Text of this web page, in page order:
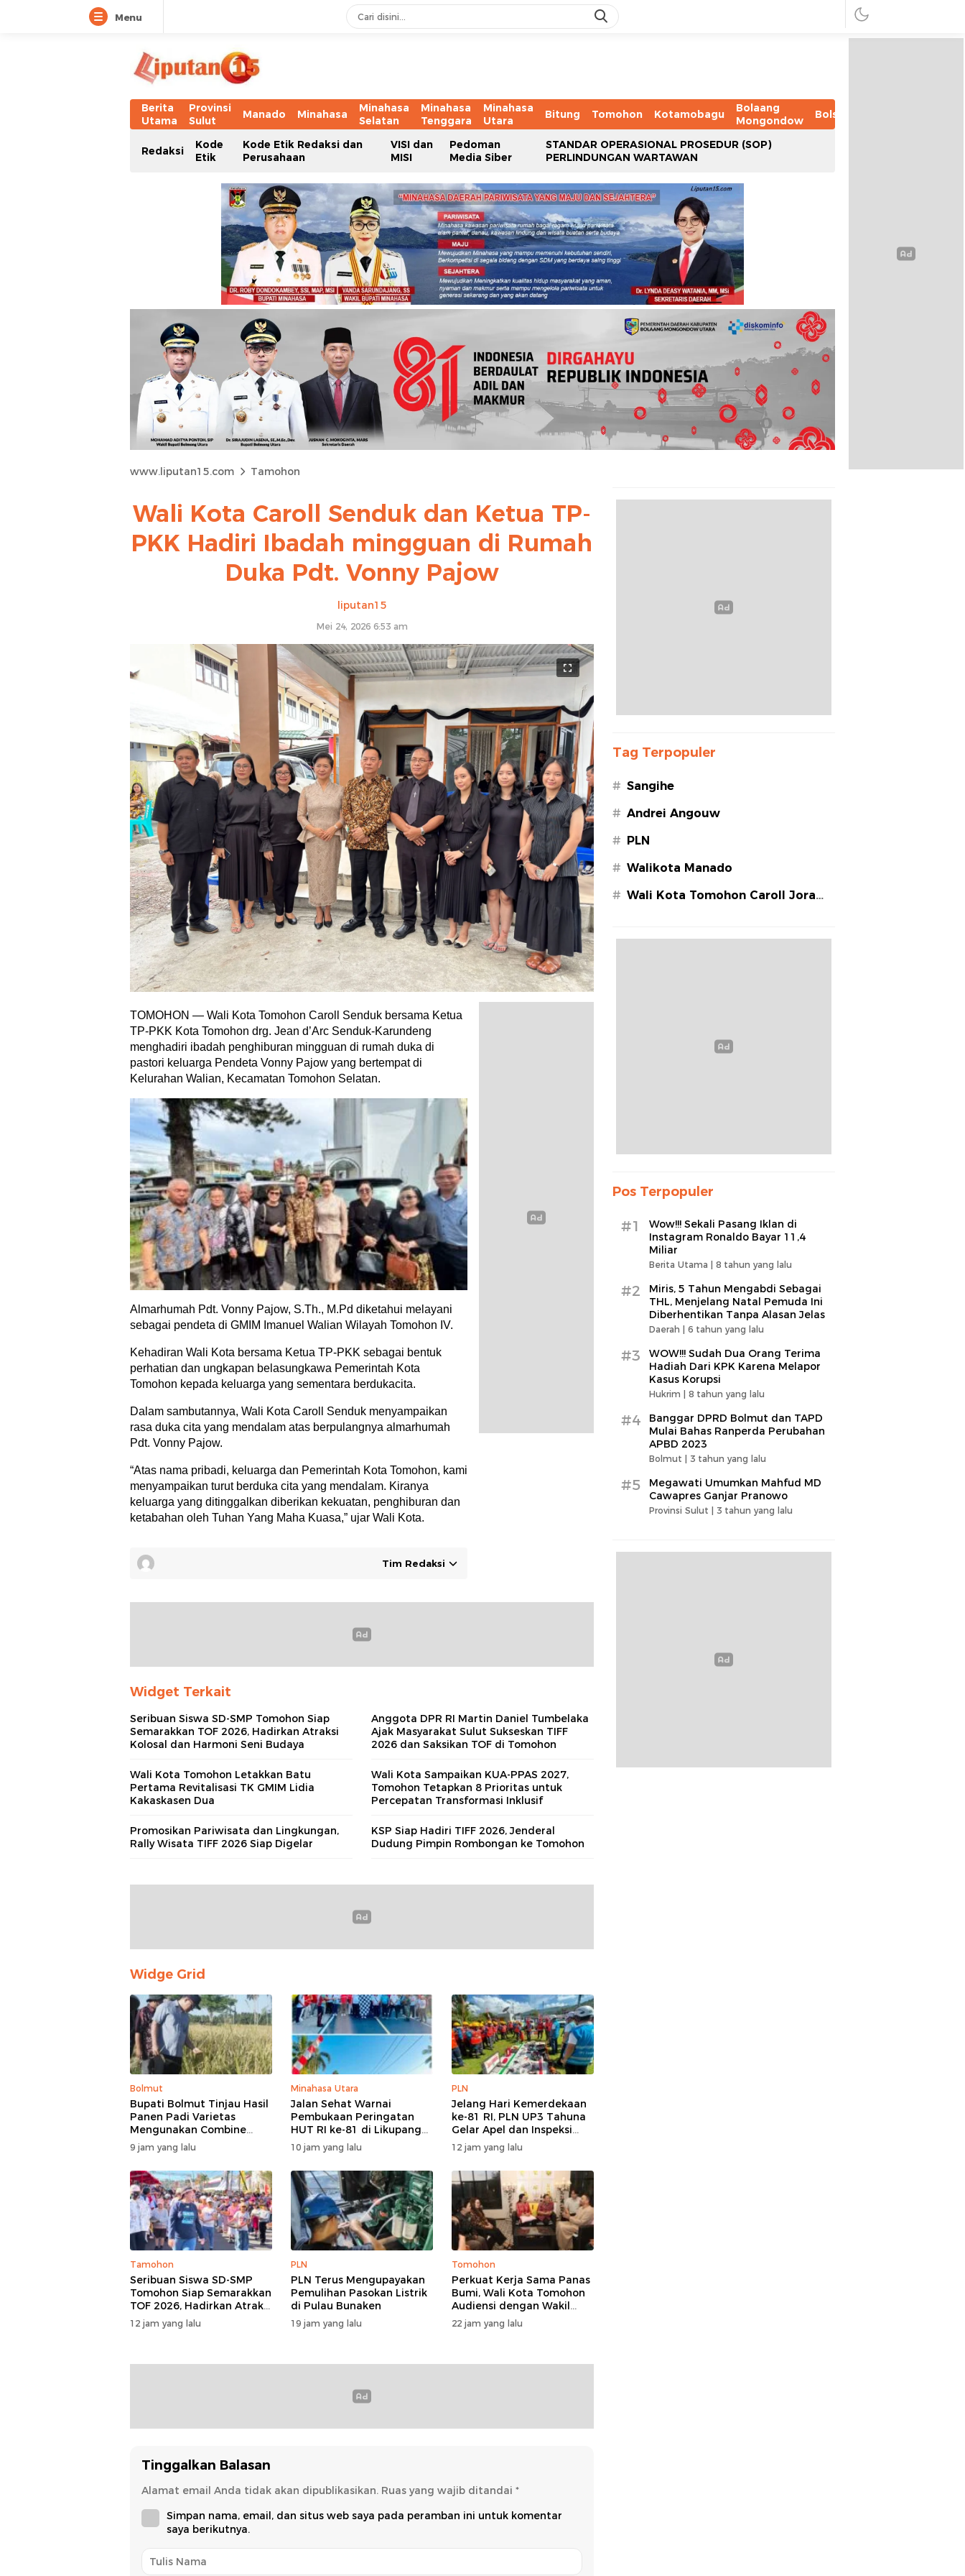
Menu
Berita
Utama
Provinsi
Sulut
Manado Minahasa
Minahasa
Selatan
Minahasa
Tenggara
Minahasa
Utara
Bitung Tomohon Kotamobagu
Bolaang
Mongondow
Bolsel
Redaksi
Kode
Etik
Kode Etik Redaksi dan
Perusahaan
VISI dan
MISI
Pedoman
Media Siber
STANDAR OPERASIONAL PROSEDUR (SOP)
PERLINDUNGAN WARTAWAN
www.liputan15.com Tamohon
Wali Kota Caroll Senduk dan Ketua TP-
PKK Hadiri Ibadah mingguan di Rumah
Duka Pdt. Vonny Pajow
liputan15
Mei 24, 2026 6:53 am
TOMOHON — Wali Kota Tomohon Caroll Senduk bersama Ketua
TP-PKK Kota Tomohon drg. Jean d’Arc Senduk-Karundeng
menghadiri ibadah penghiburan mingguan di rumah duka di
pastori keluarga Pendeta Vonny Pajow yang bertempat di
Kelurahan Walian, Kecamatan Tomohon Selatan.
Almarhumah Pdt. Vonny Pajow, S.Th., M.Pd diketahui melayani
sebagai pendeta di GMIM Imanuel Walian Wilayah Tomohon IV.
Kehadiran Wali Kota bersama Ketua TP-PKK sebagai bentuk
perhatian dan ungkapan belasungkawa Pemerintah Kota
Tomohon kepada keluarga yang sementara berdukacita.
Dalam sambutannya, Wali Kota Caroll Senduk menyampaikan
rasa duka cita yang mendalam atas berpulangnya almarhumah
Pdt. Vonny Pajow.
“Atas nama pribadi, keluarga dan Pemerintah Kota Tomohon, kami
menyampaikan turut berduka cita yang mendalam. Kiranya
keluarga yang ditinggalkan diberikan kekuatan, penghiburan dan
ketabahan oleh Tuhan Yang Maha Kuasa,” ujar Wali Kota.
Tim Redaksi
Widget Terkait
Seribuan Siswa SD-SMP Tomohon Siap
Semarakkan TOF 2026, Hadirkan Atraksi
Kolosal dan Harmoni Seni Budaya
Anggota DPR RI Martin Daniel Tumbelaka
Ajak Masyarakat Sulut Sukseskan TIFF
2026 dan Saksikan TOF di Tomohon
Wali Kota Tomohon Letakkan Batu
Pertama Revitalisasi TK GMIM Lidia
Kakaskasen Dua
Wali Kota Sampaikan KUA‑PPAS 2027,
Tomohon Tetapkan 8 Prioritas untuk
Percepatan Transformasi Inklusif
Promosikan Pariwisata dan Lingkungan,
Rally Wisata TIFF 2026 Siap Digelar
KSP Siap Hadiri TIFF 2026, Jenderal
Dudung Pimpin Rombongan ke Tomohon
Widge Grid
Bolmut
Bupati Bolmut Tinjau Hasil
Panen Padi Varietas
Mengunakan Combine
Harvester
9 jam yang lalu
Minahasa Utara
Jalan Sehat Warnai
Pembukaan Peringatan
HUT RI ke-81 di Likupang
Barat
10 jam yang lalu
PLN
Jelang Hari Kemerdekaan
ke-81 RI, PLN UP3 Tahuna
Gelar Apel dan Inspeksi
Peralatan Guna Pastikan
Keandalan Listrik
Kepulauan Nusa Utara
12 jam yang lalu
Tamohon
Seribuan Siswa SD-SMP
Tomohon Siap Semarakkan
TOF 2026, Hadirkan Atraksi
Kolosal dan Harmoni Seni
Budaya
12 jam yang lalu
PLN
PLN Terus Mengupayakan
Pemulihan Pasokan Listrik
di Pulau Bunaken
19 jam yang lalu
Tomohon
Perkuat Kerja Sama Panas
Bumi, Wali Kota Tomohon
Audiensi dengan Wakil
Dubes Selandia Baru
22 jam yang lalu
Tinggalkan Balasan
Alamat email Anda tidak akan dipublikasikan. Ruas yang wajib ditandai *
Simpan nama, email, dan situs web saya pada peramban ini untuk komentar
saya berikutnya.
Tag Terpopuler
# Sangihe
# Andrei Angouw
# PLN
# Walikota Manado
# Wali Kota Tomohon Caroll Joram
Pos Terpopuler
#1
Wow!!! Sekali Pasang Iklan di
Instagram Ronaldo Bayar 11,4
Miliar
Berita Utama | 8 tahun yang lalu
#2
Miris, 5 Tahun Mengabdi Sebagai
THL, Menjelang Natal Pemuda Ini
Diberhentikan Tanpa Alasan Jelas
Daerah | 6 tahun yang lalu
#3
WOW!!! Sudah Dua Orang Terima
Hadiah Dari KPK Karena Melapor
Kasus Korupsi
Hukrim | 8 tahun yang lalu
#4
Banggar DPRD Bolmut dan TAPD
Mulai Bahas Ranperda Perubahan
APBD 2023
Bolmut | 3 tahun yang lalu
#5
Megawati Umumkan Mahfud MD
Cawapres Ganjar Pranowo
Provinsi Sulut | 3 tahun yang lalu